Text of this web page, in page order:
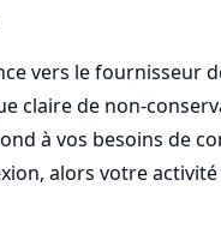
vers le fournisseur
claire de non-
à vos besoins de
alors votre